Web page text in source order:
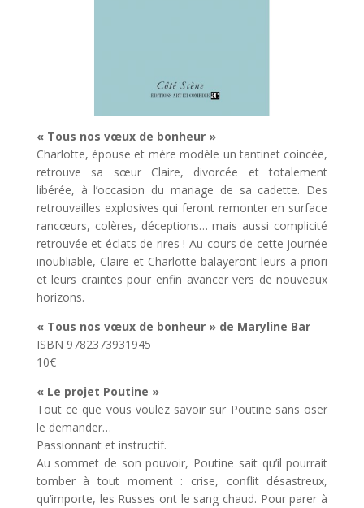
« Tous nos vœux de bonheur »
Charlotte, épouse et mère modèle un tantinet coincée,
retrouve sa sœur Claire, divorcée et totalement
libérée, à l’occasion du mariage de sa cadette. Des
retrouvailles explosives qui feront remonter en surface
rancœurs, colères, déceptions… mais aussi complicité
retrouvée et éclats de rires ! Au cours de cette journée
inoubliable, Claire et Charlotte balayeront leurs a priori
et leurs craintes pour enfin avancer vers de nouveaux
horizons.
« Tous nos vœux de bonheur » de Maryline Bar
ISBN 9782373931945
10€
« Le projet Poutine »
Tout ce que vous voulez savoir sur Poutine sans oser
le demander…
Passionnant et instructif.
Au sommet de son pouvoir, Poutine sait qu’il pourrait
tomber à tout moment : crise, conflit désastreux,
qu’importe, les Russes ont le sang chaud. Pour parer à